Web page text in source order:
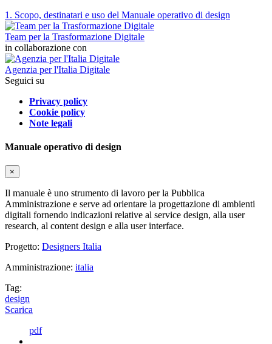
1. Scopo, destinatari e uso del Manuale operativo di design
Team per la Trasformazione Digitale
in collaborazione con
Agenzia per l'Italia Digitale
Seguici su
Privacy policy
Cookie policy
Note legali
Manuale operativo di design
×
Il manuale è uno strumento di lavoro per la Pubblica
Amministrazione e serve ad orientare la progettazione di ambienti
digitali fornendo indicazioni relative al service design, alla user
research, al content design e alla user interface.
Progetto: Designers Italia
Amministrazione: italia
Tag:
design
Scarica
pdf